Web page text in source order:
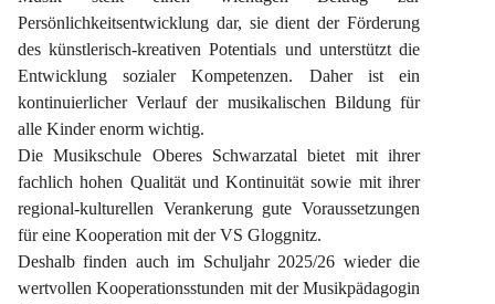
Persönlichkeitsentwicklung dar, sie dient der Förderung
des künstlerisch-kreativen Potentials und unterstützt die
Entwicklung sozialer Kompetenzen. Daher ist ein
kontinuierlicher Verlauf der musikalischen Bildung für
alle Kinder enorm wichtig.
Die Musikschule Oberes Schwarzatal bietet mit ihrer
fachlich hohen Qualität und Kontinuität sowie mit ihrer
regional-kulturellen Verankerung gute Voraussetzungen
für eine Kooperation mit der VS Gloggnitz.
Deshalb finden auch im Schuljahr 2025/26 wieder die
wertvollen Kooperationsstunden mit der Musikpädagogin